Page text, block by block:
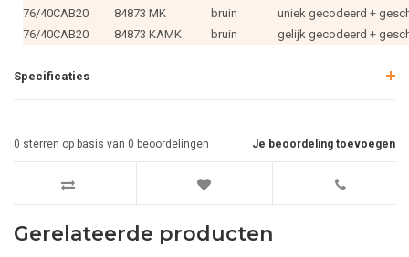
76/40CAB20
84873 MK bruin
uniek gecodeerd +
76/40CAB20
84873 KAMK bruin gelijk gecodeerd +
Specificaties
Je beoordeling toevoegen
0 sterren op basis van 0 beoordelingen
Gerelateerde producten